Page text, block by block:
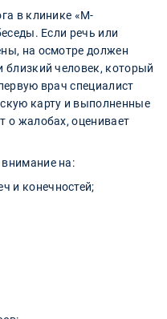
в клинике «М-
Если речь или
на осмотре должен
близкий человек, который
врач специалист
карту и выполненные
о жалобах, оценивает
на:
и конечностей;